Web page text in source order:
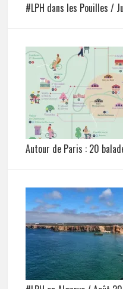
#LPH dans les Pouilles /
Autour de Paris : 20